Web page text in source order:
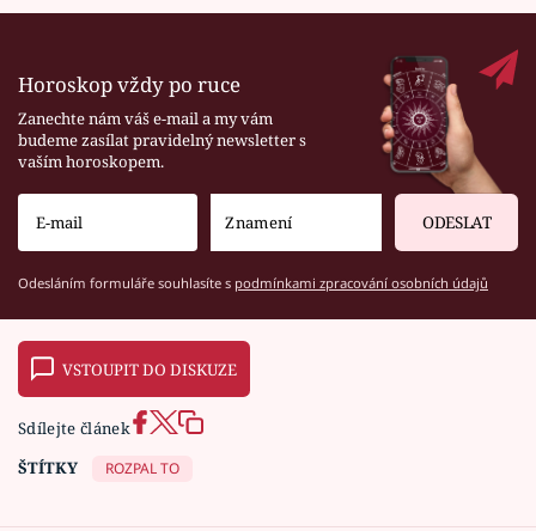
Horoskop vždy po ruce
Zanechte nám váš e-mail a my vám
budeme zasílat pravidelný newsletter s
vaším horoskopem.
ODESLAT
Odesláním formuláře souhlasíte s podmínkami zpracování osobních údajů
VSTOUPIT DO DISKUZE
Sdílejte článek
ŠTÍTKY
ROZPAL TO